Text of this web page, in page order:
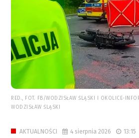
RED., FOT. FB/WODZISŁAW ŚLĄSKI I OKOLICE-
WODZISŁAW ŚLĄSKI
AKTUALNOŚCI 4 sierpnia 2026 13:15